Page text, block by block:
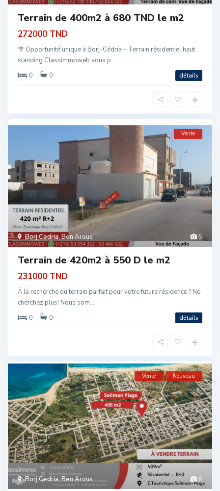
Terrain de 400m2 à 680 TND le m2
272000 TND
🌴 Opportunité unique à Borj-Cédria – Terrain résidentiel haut
standing Classimmoweb vous p...
0
0 détails
5
Borj Cedria,Ben Arous
Vente
Terrain de 420m2 à 550 D le m2
231000 TND
À la recherche du terrain parfait pour votre future résidence ? Ne
cherchez plus! Nous som...
0
0 détails
6
Borj Cedria,Ben Arous
Vente Nouveau